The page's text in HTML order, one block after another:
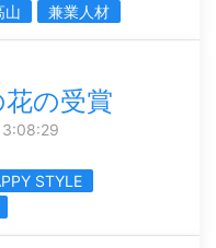
山 兼業人材
の受賞
STYLE